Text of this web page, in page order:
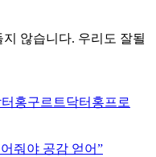
않습니다. 우리도 잘될
홍구르트닥터홍프로
줘야 공감 얻어”